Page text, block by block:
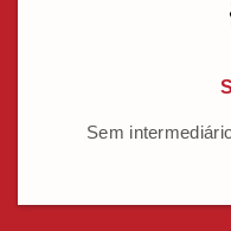
Sem